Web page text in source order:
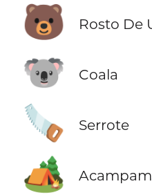
🐻 Rosto De
🐨 Coala
🪚 Serrote
🏕️